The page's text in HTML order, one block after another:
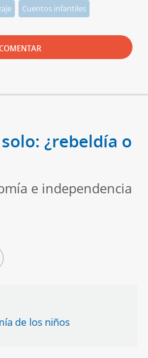
Cuentos infantiles
¿rebeldía o
e independencia
de los niños